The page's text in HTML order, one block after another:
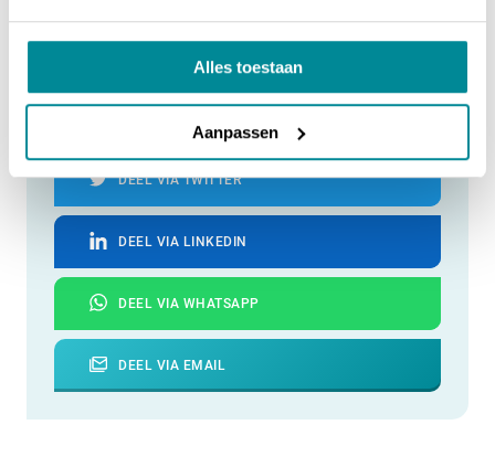
Alles toestaan
Aanpassen
Deel dit artikel
DEEL VIA TWITTER
DEEL VIA LINKEDIN
DEEL VIA WHATSAPP
DEEL VIA EMAIL